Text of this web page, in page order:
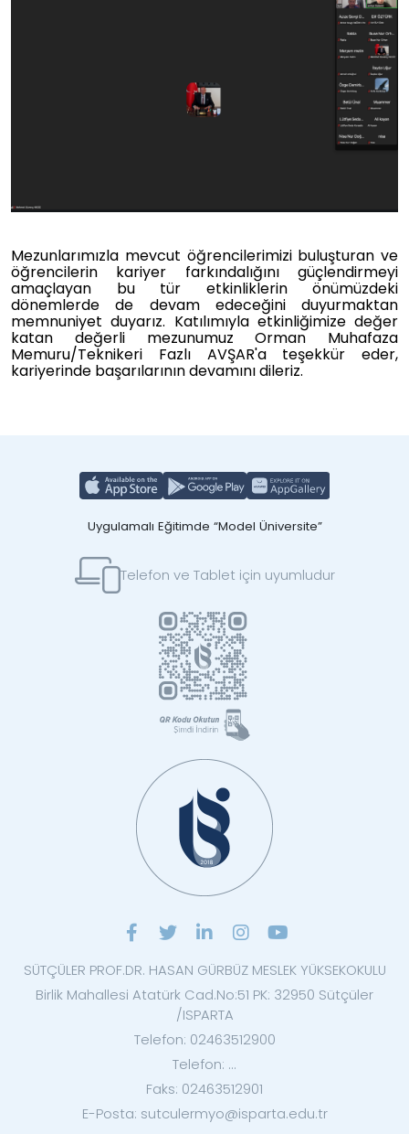
Mezunlarımızla mevcut öğrencilerimizi buluşturan ve
öğrencilerin kariyer farkındalığını güçlendirmeyi
amaçlayan bu tür etkinliklerin önümüzdeki
dönemlerde de devam edeceğini duyurmaktan
memnuniyet duyarız. Katılımıyla etkinliğimize değer
katan değerli mezunumuz Orman Muhafaza
Memuru/Teknikeri Fazlı AVŞAR'a teşekkür eder,
kariyerinde başarılarının devamını dileriz.
Uygulamalı Eğitimde “Model Üniversite”
Telefon ve Tablet için uyumludur
SÜTÇÜLER PROF.DR. HASAN GÜRBÜZ MESLEK YÜKSEKOKULU
Birlik Mahallesi Atatürk Cad.No:51 PK: 32950 Sütçüler
/ISPARTA
Telefon: 02463512900
Telefon: ...
Faks: 02463512901
E-Posta: sutculermyo@isparta.edu.tr